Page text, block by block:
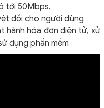
tới 50Mbps.
đối cho người dùng
hành hóa đơn điện tử, xử
dụng phần mềm